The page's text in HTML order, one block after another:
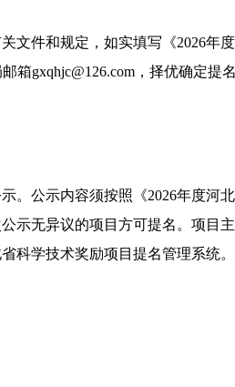
文件和规定，如实填写《2026年
箱gxqhjc@126.com，择优确定
。公示内容须按照《2026年度
示无异议的项目方可提名。项目
科学技术奖励项目提名管理系统。